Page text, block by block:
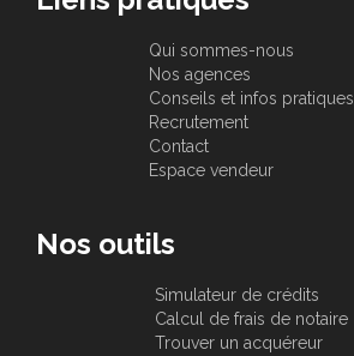
Qui sommes-nous
Nos agences
Conseils et infos pratiques
Recrutement
Contact
Espace vendeur
Nos outils
Simulateur de crédits
Calcul de frais de notaire
Trouver un acquéreur